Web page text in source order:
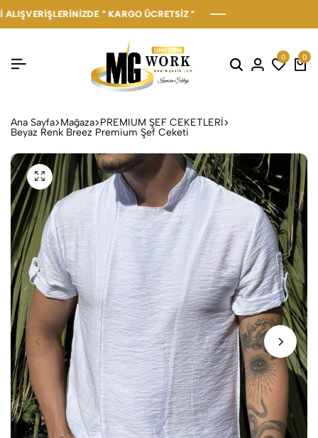
" KARGO ÜCRETSİZ "
" KARGO ÜCRETSİZ "
" KARGO ÜCRETSİZ "
0 0
Ana Sayfa Mağaza PREMIUM ŞEF CEKETLERİ
Beyaz Renk Breez Premium Şef Ceketi